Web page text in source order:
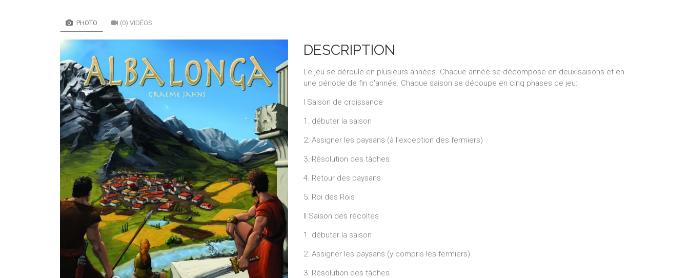
PHOTO (0) VIDÉOS
DESCRIPTION
Le jeu se déroule en plusieurs années. Chaque année se décompose en deux saisons et en
une période de fin d'année. Chaque saison se découpe en cinq phases de jeu:
I Saison de croissance
1. débuter la saison
2. Assigner les paysans (à l'exception des fermiers)
3. Résolution des tâches
4. Retour des paysans
5. Roi des Rois
II Saison des récoltes
1. débuter la saison
2. Assigner les paysans (y compris les fermiers)
3. Résolution des tâches